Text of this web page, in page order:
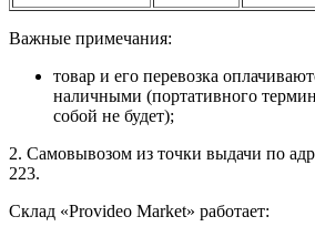
Важные примечания:
товар и его перевозка
наличными (портативного
собой не будет);
2. Самовывозом из точки выдачи по
223.
Склад «Provideo Market» работает: